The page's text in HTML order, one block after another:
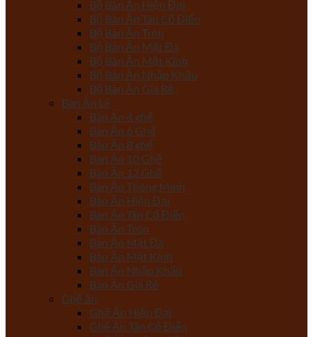
Bộ Bàn Ăn Hiện Đại
Bộ Bàn Ăn Tân Cổ Điển
Bộ Bàn Ăn Tròn
Bộ Bàn Ăn Mặt Đá
Bộ Bàn Ăn Mặt Kính
Bộ Bàn Ăn Nhập Khẩu
Bộ Bàn Ăn Giá Rẻ
Bàn Ăn Lẻ
Bàn Ăn 4 ghế
Bàn Ăn 6 Ghế
Bàn Ăn 8 ghế
Bàn Ăn 10 Ghế
Bàn Ăn 12 Ghế
Bàn Ăn Thông Minh
Bàn Ăn Hiện Đại
Bàn Ăn Tân Cổ Điển
Bàn Ăn Tròn
Bàn Ăn Mặt Đá
Bàn Ăn Mặt Kính
Bàn Ăn Nhập Khẩu
Bàn Ăn Giá Rẻ
Ghế ăn
Ghế Ăn Hiện Đại
Ghế Ăn Tân Cổ Điển